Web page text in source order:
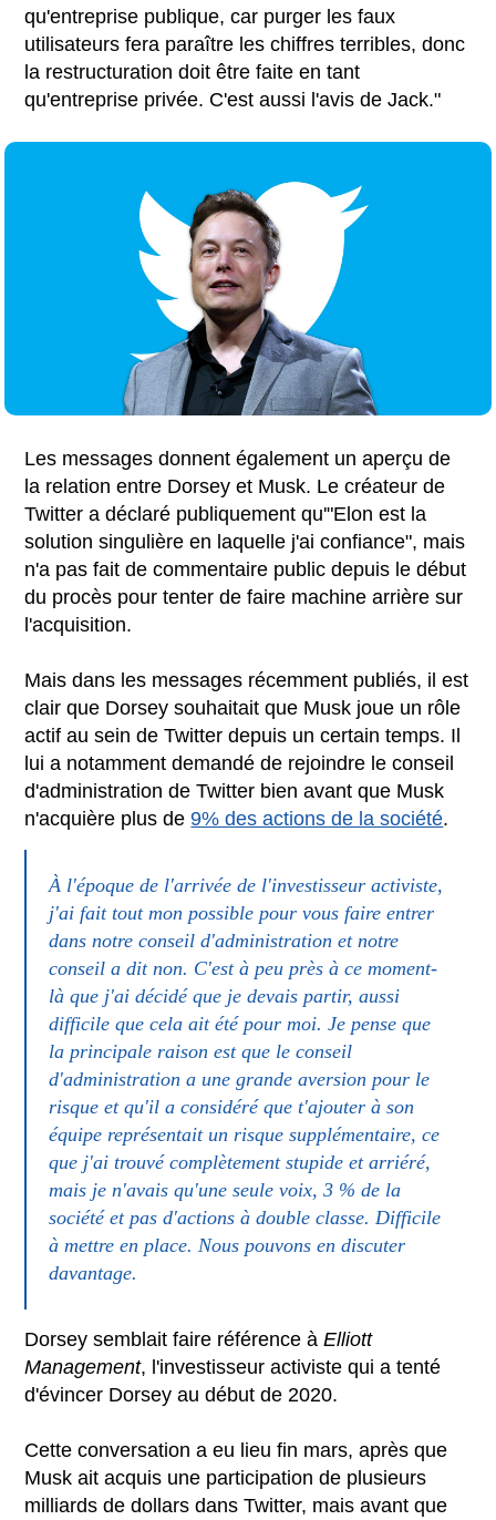
qu'entreprise publique, car purger les faux
utilisateurs fera paraître les chiffres terribles, donc
la restructuration doit être faite en tant
qu'entreprise privée. C'est aussi l'avis de Jack."
Les messages donnent également un aperçu de
la relation entre Dorsey et Musk. Le créateur de
Twitter a déclaré publiquement qu'"Elon est la
solution singulière en laquelle j'ai confiance", mais
n'a pas fait de commentaire public depuis le début
du procès pour tenter de faire machine arrière sur
l'acquisition.
Mais dans les messages récemment publiés, il est
clair que Dorsey souhaitait que Musk joue un rôle
actif au sein de Twitter depuis un certain temps. Il
lui a notamment demandé de rejoindre le conseil
d'administration de Twitter bien avant que Musk
n'acquière plus de9% des actions de la société.
À l'époque de l'arrivée de l'investisseur activiste,
j'ai fait tout mon possible pour vous faire entrer
dans notre conseil d'administration et notre
conseil a dit non. C'est à peu près à ce moment-
là que j'ai décidé que je devais partir, aussi
difficile que cela ait été pour moi. Je pense que
la principale raison est que le conseil
d'administration a une grande aversion pour le
risque et qu'il a considéré que t'ajouter à son
équipe représentait un risque supplémentaire, ce
que j'ai trouvé complètement stupide et arriéré,
mais je n'avais qu'une seule voix, 3 % de la
société et pas d'actions à double classe. Difficile
à mettre en place. Nous pouvons en discuter
davantage.
Dorsey semblait faire référence àElliott
Management, l'investisseur activiste qui a tenté
d'évincer Dorsey au début de 2020.
Cette conversation a eu lieu fin mars, après que
Musk ait acquis une participation de plusieurs
milliards de dollars dans Twitter, mais avant que